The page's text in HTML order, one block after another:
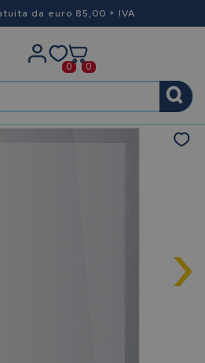
da euro 85,00 + IVA
0 0
›